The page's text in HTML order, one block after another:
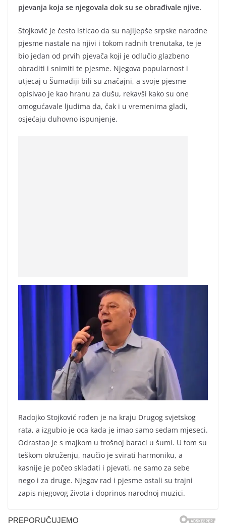
pjevanja koja se njegovala dok su se obrađivale njive.
Stojković je često isticao da su najljepše srpske narodne
pjesme nastale na njivi i tokom radnih trenutaka, te je
bio jedan od prvih pjevača koji je odlučio glazbeno
obraditi i snimiti te pjesme. Njegova popularnost i
utjecaj u Šumadiji bili su značajni, a svoje pjesme
opisivao je kao hranu za dušu, rekavši kako su one
omogućavale ljudima da, čak i u vremenima gladi,
osjećaju duhovno ispunjenje.
Radojko Stojković rođen je na kraju Drugog svjetskog
rata, a izgubio je oca kada je imao samo sedam mjeseci.
Odrastao je s majkom u trošnoj baraci u šumi. U tom su
teškom okruženju, naučio je svirati harmoniku, a
kasnije je počeo skladati i pjevati, ne samo za sebe
nego i za druge. Njegov rad i pjesme ostali su trajni
zapis njegovog života i doprinos narodnoj muzici.